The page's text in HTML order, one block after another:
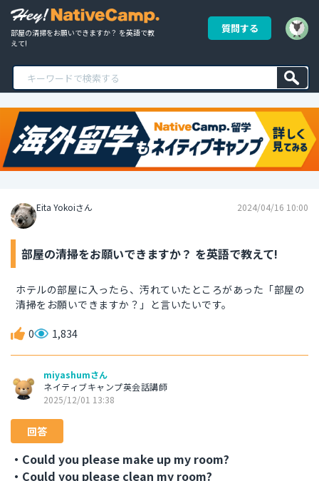
部屋の清掃をお願いできますか？ を英語で教
えて!
質問する
Eita Yokoiさん 2024/04/16 10:00
部屋の清掃をお願いできますか？ を英語で教えて!
ホテルの部屋に入ったら、汚れていたところがあった「部屋の
清掃をお願いできますか？」と言いたいです。
0 1,834
miyashumさん
ネイティブキャンプ英会話講師
2025/12/01 13:38
回答
・Could you please make up my room?
・Could you please clean my room?